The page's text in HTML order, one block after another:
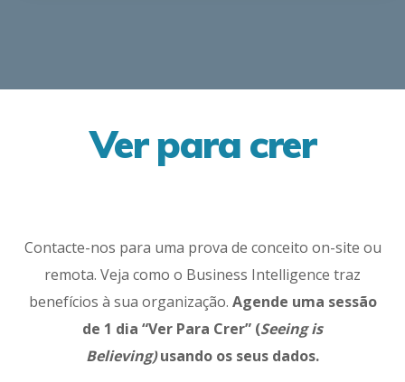
Ver para crer
Contacte-nos para uma prova de conceito on-site ou
remota. Veja como o Business Intelligence traz
benefícios à sua organização. Agende uma sessão
de 1 dia “Ver Para Crer” (Seeing is
Believing)usando os seus dados.